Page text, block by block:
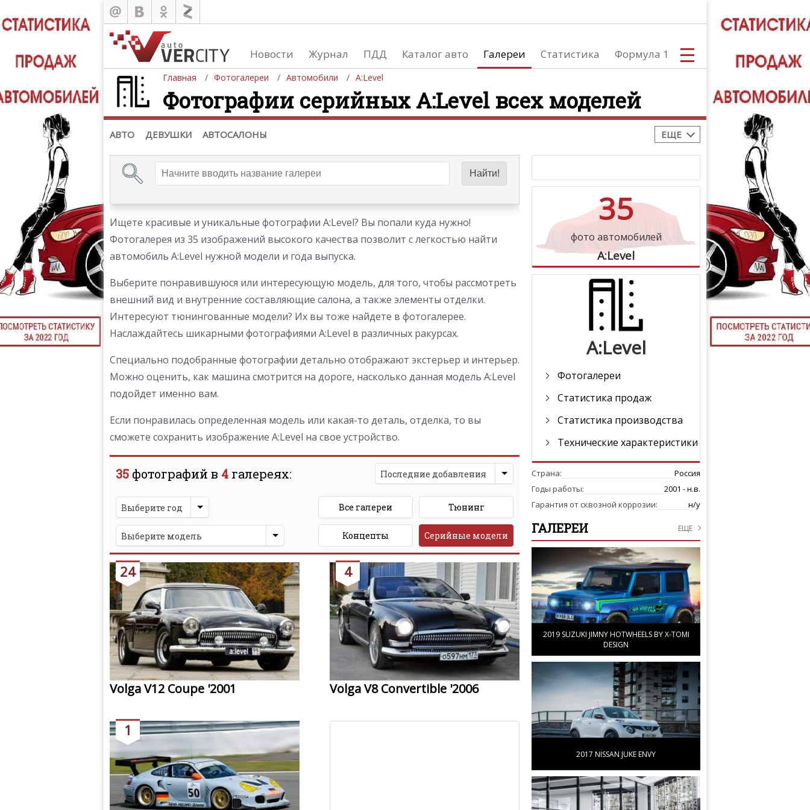
Новости Журнал ПДД Каталог авто Галереи Статистика Формула 1
ТЮНИНГ
ТЮНИНГ
Главная Фотогалереи Автомобили A:Level
Фотографии серийных A:Level всех моделей
АВТО ДЕВУШКИ АВТОСАЛОНЫ ЕЩЕ
Автомобили
Последние добавления
Список марок
(+1102)
Девушки
Девушки и автомобили
Девушки и мото
Автосалоны
Список мировых автосалонов
Ищете красивые и уникальные фотографии A:Level? Вы попали куда нужно!
Фотогалерея из 35 изображений высокого качества позволит с легкостью найти
автомобиль A:Level нужной модели и года выпуска.
Выберите понравившуюся или интересующую модель, для того, чтобы рассмотреть
внешний вид и внутренние составляющие салона, а также элементы отделки.
Интересуют тюнингованные модели? Их вы тоже найдете в фотогалерее.
Наслаждайтесь шикарными фотографиями A:Level в различных ракурсах.
Специально подобранные фотографии детально отображают экстерьер и интерьер.
Можно оценить, как машина смотрится на дороге, насколько данная модель A:Level
подойдет именно вам.
Если понравилась определенная модель или какая-то деталь, отделка, то вы
сможете сохранить изображение A:Level на свое устройство.
35 фотографий в 4 галереях: Последние добавления
Выберите год Все галереи Тюнинг
Выберите модель Концепты Серийные модели
Volga V12 Coupe '2001
24
Volga V8 Convertible '2006
4
1
35
фото автомобилей
A:Level
A:Level
Фотогалереи
Статистика продаж
Статистика производства
Технические характеристики
Страна:
Россия
Годы работы:
2001 - н.в.
Гарантия от сквозной коррозии:
н/у
ГАЛЕРЕИ ЕЩЕ
2019 SUZUKI JIMNY HOTWHEELS BY X-TOMI
DESIGN
2017 NISSAN JUKE ENVY